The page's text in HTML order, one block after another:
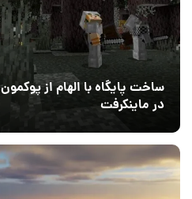
ساخت پایگاه با الهام از پوکمون
در ماینکرفت